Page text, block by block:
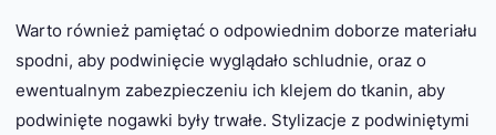
Warto również pamiętać o odpowiednim doborze materiału
spodni, aby podwinięcie wyglądało schludnie, oraz o
ewentualnym zabezpieczeniu ich klejem do tkanin, aby
podwinięte nogawki były trwałe. Stylizacje z podwiniętymi